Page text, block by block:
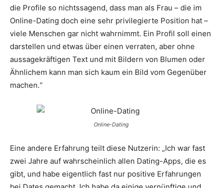
die Profile so nichtssagend, dass man als Frau – die im
Online-Dating doch eine sehr privilegierte Position hat –
viele Menschen gar nicht wahrnimmt. Ein Profil soll einen
darstellen und etwas über einen verraten, aber ohne
aussagekräftigen Text und mit Bildern von Blumen oder
Ähnlichem kann man sich kaum ein Bild vom Gegenüber
machen.“
Online-Dating
Eine andere Erfahrung teilt diese Nutzerin: „Ich war fast
zwei Jahre auf wahrscheinlich allen Dating-Apps, die es
gibt, und habe eigentlich fast nur positive Erfahrungen